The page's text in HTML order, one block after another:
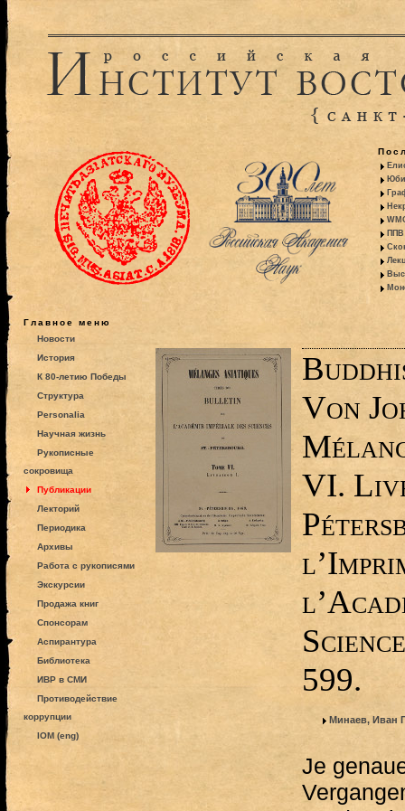
ППВ
Главное меню
Новости
История
К 80-летию Победы
Структура
Personalia
Научная жизнь
Рукописные
сокровища
Публикации
Лекторий
Периодика
Архивы
Работа с рукописями
Экскурсии
Продажа книг
Спонсорам
Аспирантура
Библиотека
ИВР в СМИ
Противодействие
коррупции
IOM (eng)
Von
VI.
599.
Минаев, Иван
Je